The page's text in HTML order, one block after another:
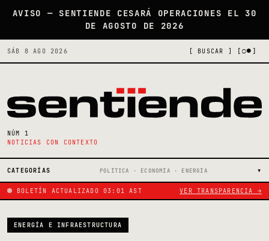
AVISO — SENTIENDE CESARÁ OPERACIONES EL 30
DE AGOSTO DE 2026
SÁB 8 AGO 2026 [ BUSCAR ] [○●]
NÚM 1
NOTICIAS CON CONTEXTO
CATEGORÍAS POLÍTICA · ECONOMÍA · ENERGÍA
BOLETÍN ACTUALIZADO 03:01 AST VER TRANSPARENCIA →
ENERGÍA E INFRAESTRUCTURA